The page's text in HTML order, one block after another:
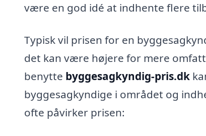
være en god idé at indhente flere
Typisk vil prisen for en
det kan være højere for mere
benytte byggesagkyndig-pris.dk
byggesagkyndige i området og
ofte påvirker prisen: